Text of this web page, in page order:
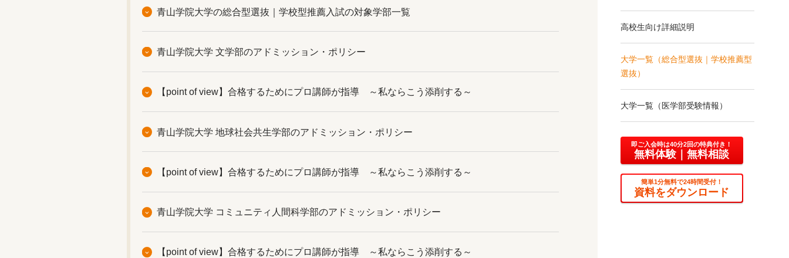
青山学院大学の総合型選抜｜学校型推薦入試の対象学部一覧
青山学院大学 文学部のアドミッション・ポリシー
【point of view】合格するためにプロ講師が指導 ～私ならこう添削する～
青山学院大学 地球社会共生学部のアドミッション・ポリシー
【point of view】合格するためにプロ講師が指導 ～私ならこう添削する～
青山学院大学 コミュニティ人間科学部のアドミッション・ポリシー
【point of view】合格するためにプロ講師が指導 ～私ならこう添削する～
高校生向け詳細説明
大学一覧（総合型選抜｜ 学校推薦型
選抜）
大学一覧（医学部受験情報）
即ご入会時は40分2回の特典付き！
無料体験 ｜無料相談
簡単1分無料で24時間受付！
資料をダウンロード